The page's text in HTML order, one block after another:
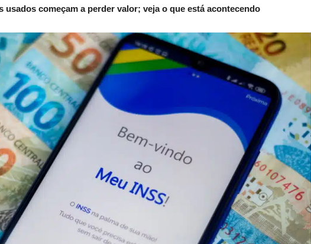
usados começam a perder valor; veja o que está acontecendo